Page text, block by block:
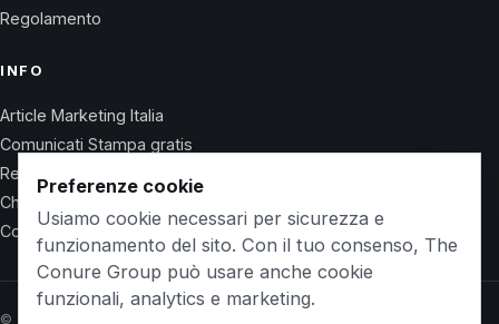
Regolamento
INFO
Article Marketing Italia
Comunicati Stampa gratis
Regolamento
Chi Siamo
Contatti
© 2026 Wet Life News · The Conure Group
Preferenze cookie
Usiamo cookie necessari per sicurezza e
funzionamento del sito. Con il tuo consenso, The
Conure Group può usare anche cookie
funzionali, analytics e marketing.